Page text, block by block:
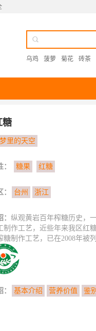
乌鸡 菠萝 菊花 砖茶
糖
梦里的天空
糖果 红糖
台州 浙江
纵观黄岩百年榨糖历史，
制作工艺，近些年来我区红
糖制作工艺，已在2008年被
基本介绍 营养价值 鉴